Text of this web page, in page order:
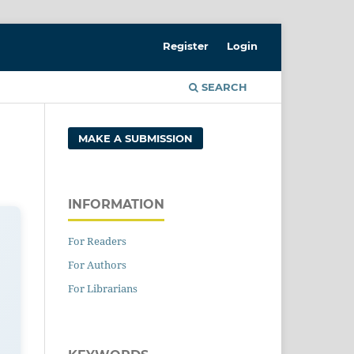
SEARCH
Register Login
MAKE A SUBMISSION
INFORMATION
For Readers
For Authors
For Librarians